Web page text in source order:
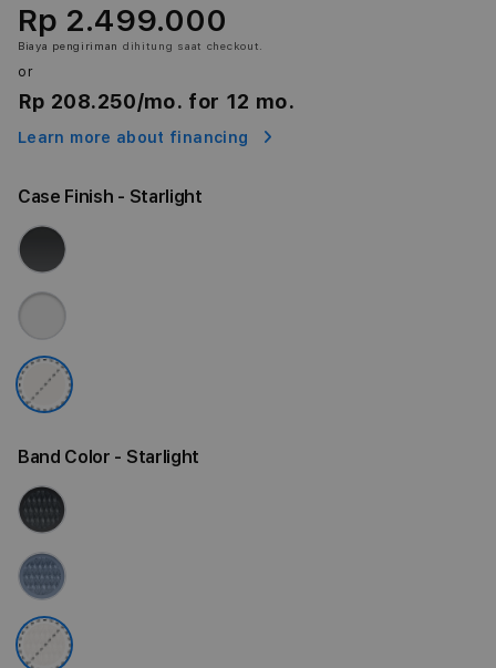
Rp 2.499.000
Biaya pengiriman dihitung saat checkout.
or
Rp 208.250/mo. for 12 mo.
Learn more about financing
Case Finish - Starlight
Band Color - Starlight